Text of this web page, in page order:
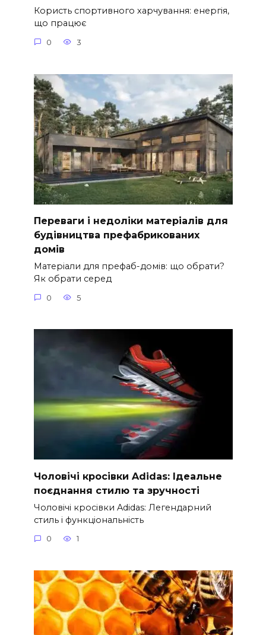
Користь спортивного харчування: енергія,
що працює
0 3
Переваги і недоліки матеріалів для
будівництва префабрикованих
домів
Матеріали для префаб-домів: що обрати?
Як обрати серед
0 5
Чоловічі кросівки Adidas: Ідеальне
поєднання стилю та зручності
Чоловічі кросівки Adidas: Легендарний
стиль і функціональність
0 1